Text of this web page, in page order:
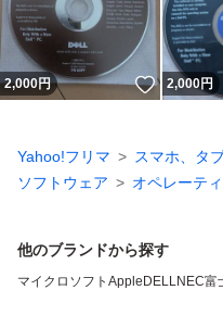
2,000円 いいね
2,000円
Yahoo!フリマ
スマホ、タ
ソフトウェア
オペレーテ
他のブランドから探す
マイクロソフト Apple DELLNEC富